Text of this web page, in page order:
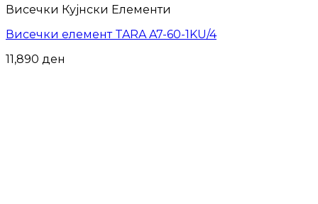
Висечки Кујнски Елементи
Висечки елемент TARA A7-60-1KU/4
11,890 ден